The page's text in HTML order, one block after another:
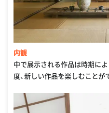
内観
中で展示される作品は時期に
度、新しい作品を楽しむことが